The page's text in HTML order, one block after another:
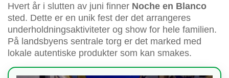
Hvert år i slutten av juni finner Noche en Blanco
sted. Dette er en unik fest der det arrangeres
underholdningsaktiviteter og show for hele familien.
På landsbyens sentrale torg er det marked med
lokale autentiske produkter som kan smakes.